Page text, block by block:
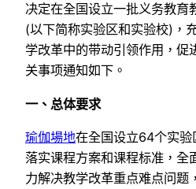
决定在全国设立一批义务教育
(以下简称实验区和实验校)，
学改革中的带动引领作用，促
关事项通知如下。
一、总体要求
瑜伽場地在全国设立64个实
落实课程方案和课程标准，全
力解决教学改革重点难点问题